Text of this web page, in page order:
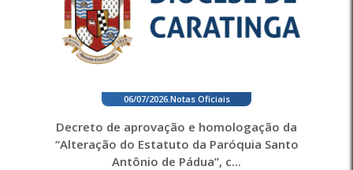
06/07/2026. Notas Oficiais
Decreto de aprovação e homologação da
“Alteração do Estatuto da Paróquia Santo
Antônio de Pádua”, c...